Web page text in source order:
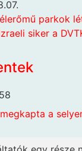
parkok
siker a
a